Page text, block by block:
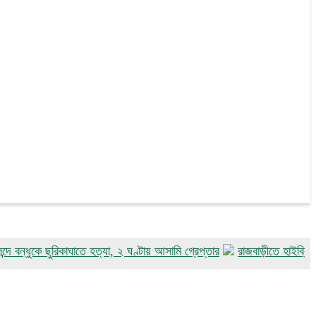
ছুরিকাঘাতে হত্যা, ২ ঘণ্টায় আসামি গ্রেপ্তার
রাজবাড়ীতে হাইব্রিড